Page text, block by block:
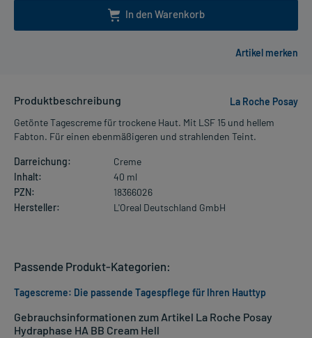
In den Warenkorb
Produktbeschreibung
La Roche Posay
Getönte Tagescreme für trockene Haut. Mit LSF 15 und hellem
Fabton. Für einen ebenmäßigeren und strahlenden Teint.
Darreichung:
Creme
Inhalt:
40 ml
PZN:
18366026
Hersteller:
L'Oreal Deutschland GmbH
Gebrauchsinformationen zum Artikel La Roche Posay
Hydraphase HA BB Cream Hell
Passende Produkt-Kategorien:
Tagescreme: Die passende Tagespflege für Ihren Hauttyp